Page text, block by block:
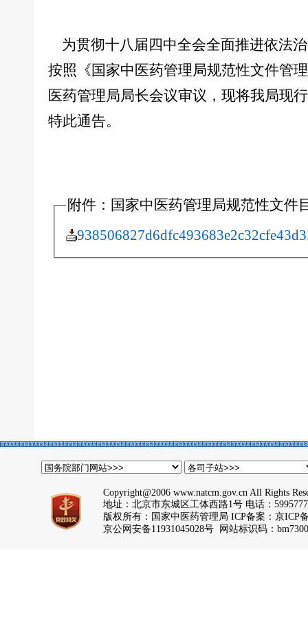
为贯彻十八届四中全会全面推进依法
按照《国家中医药管理局规范性文件管
医药管理局局长会议审议，现将我局现
特此通告。
附件：国家中医药管理局规范性文件
Copyright@2006 www.natcm.gov.cn All Rights
地址：北京市东城区工体西路1号 电话：
版权所有：国家中医药管理局 ICP备案： 京ICP
京公网安备11931045028号 网站标识码：